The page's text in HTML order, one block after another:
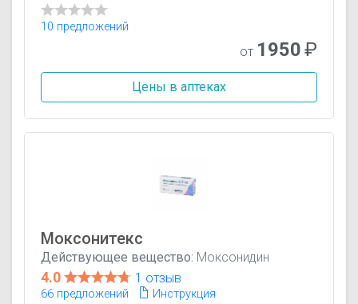
10 предложений
от 1950₽
Цены в аптеках
Моксонитекс
Действующее вещество: Моксонидин
4.0 1 отзыв
66 предложений Инструкция